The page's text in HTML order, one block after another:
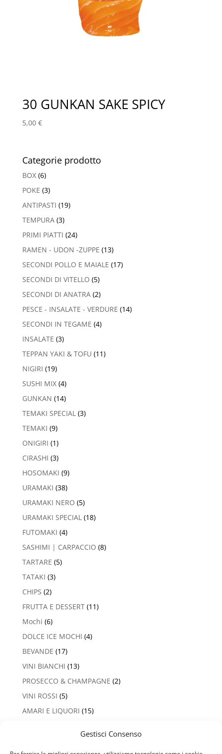
Gestisci Consenso
30 GUNKAN SAKE SPICY
5,00 €
Categorie prodotto
BOX (6)
POKE (3)
ANTIPASTI (19)
TEMPURA (3)
PRIMI PIATTI (24)
RAMEN - UDON -ZUPPE (13)
SECONDI POLLO E MAIALE (17)
SECONDI DI VITELLO (5)
SECONDI DI ANATRA (2)
PESCE - INSALATE - VERDURE (14)
SECONDI IN TEGAME (4)
INSALATE (3)
TEPPAN YAKI & TOFU (11)
NIGIRI (19)
SUSHI MIX (4)
GUNKAN (14)
TEMAKI SPECIAL (3)
TEMAKI (9)
ONIGIRI (1)
CIRASHI (3)
HOSOMAKI (9)
URAMAKI (38)
URAMAKI NERO (5)
URAMAKI SPECIAL (18)
FUTOMAKI (4)
SASHIMI | CARPACCIO (8)
TARTARE (5)
TATAKI (3)
CHIPS (2)
FRUTTA E DESSERT (11)
Mochi (6)
DOLCE ICE MOCHI (4)
BEVANDE (17)
VINI BIANCHI (13)
PROSECCO & CHAMPAGNE (2)
VINI ROSSI (5)
AMARI E LIQUORI (15)